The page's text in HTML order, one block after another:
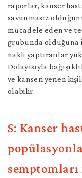
raporlar, kanser
savunmasız
mücadele eden ve
grubunda olduğuna
nakli yaptıranlar
Dolayısıyla
ve kanseri yenen
olabilir.
S: Kanser
semptomları